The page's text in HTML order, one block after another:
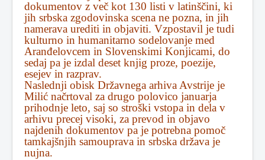
dokumentov z več kot 130 listi v latinščini, ki
jih srbska zgodovinska scena ne pozna, in jih
namerava urediti in objaviti. Vzpostavil je tudi
kulturno in humanitarno sodelovanje med
Aranđelovcem in Slovenskimi Konjicami, do
sedaj pa je izdal deset knjig proze, poezije,
esejev in razprav.
Naslednji obisk Državnega arhiva Avstrije je
Milić načrtoval za drugo polovico januarja
prihodnje leto, saj so stroški vstopa in dela v
arhivu precej visoki, za prevod in objavo
najdenih dokumentov pa je potrebna pomoč
tamkajšnjih samouprava in srbska država je
nujna.